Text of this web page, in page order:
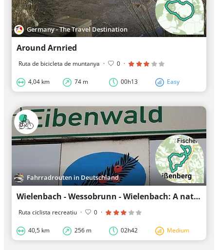
Germany - The Travel Destination
Around Arnried
Ruta de bicicleta de muntanya · 0 ·
4,04 km 74 m 00h13 Easy
Fahrradrouten in Deutschland
Wielenbach - Wessobrunn - Wielenbach: A nature tour
Ruta ciclista recreatiu · 0 ·
40,5 km 256 m 02h42 Medium